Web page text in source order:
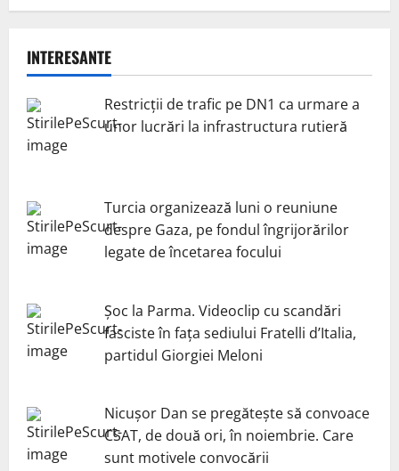
INTERESANTE
Restricții de trafic pe DN1 ca urmare a
unor lucrări la infrastructura rutieră
Turcia organizează luni o reuniune
despre Gaza, pe fondul îngrijorărilor
legate de încetarea focului
Șoc la Parma. Videoclip cu scandări
fasciste în fața sediului Fratelli d’Italia,
partidul Giorgiei Meloni
Nicuşor Dan se pregăteşte să convoace
CSAT, de două ori, în noiembrie. Care
sunt motivele convocării